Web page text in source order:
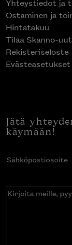
Yhteystiedot ja
Ostaminen ja
Hintatakuu
Tilaa Skanno-
Rekisteriseloste
Evästeasetukset
Jätä
käymään!
Sähköpostiosoite
Kirjoita